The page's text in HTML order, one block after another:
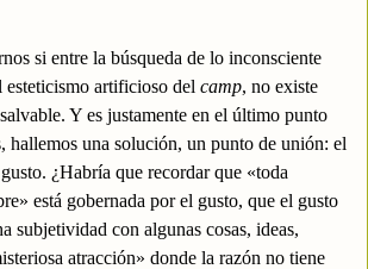
si entre la búsqueda de lo inconsciente
esteticismo artificioso del camp, no existe
Y es justamente en el último punto
hallemos una solución, un punto de unión: el
¿Habría que recordar que «toda
está gobernada por el gusto, que el gusto
subjetividad con algunas cosas, ideas,
atracción» donde la razón no tiene